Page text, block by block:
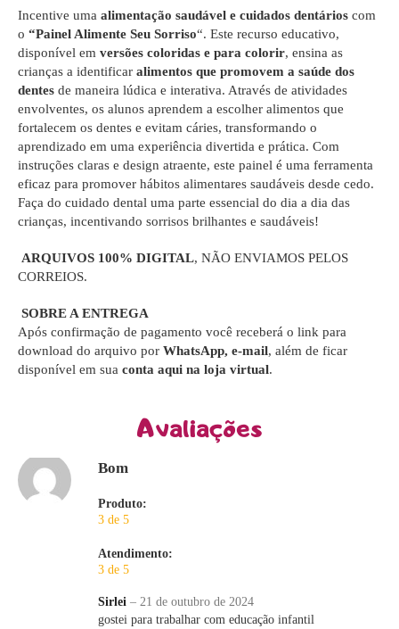
Incentive uma alimentação saudável e cuidados dentários com
o “Painel Alimente Seu Sorriso“. Este recurso educativo,
disponível em versões coloridas e para colorir, ensina as
crianças a identificar alimentos que promovem a saúde dos
dentes de maneira lúdica e interativa. Através de atividades
envolventes, os alunos aprendem a escolher alimentos que
fortalecem os dentes e evitam cáries, transformando o
aprendizado em uma experiência divertida e prática. Com
instruções claras e design atraente, este painel é uma ferramenta
eficaz para promover hábitos alimentares saudáveis desde cedo.
Faça do cuidado dental uma parte essencial do dia a dia das
crianças, incentivando sorrisos brilhantes e saudáveis!
ARQUIVOS 100% DIGITAL, NÃO ENVIAMOS PELOS
CORREIOS.
SOBRE A ENTREGA
Após confirmação de pagamento você receberá o link para
download do arquivo por WhatsApp, e-mail, além de ficar
disponível em sua conta aqui na loja virtual.
Avaliações
Bom
Produto:
3 de 5
Atendimento:
3 de 5
Sirlei – 21 de outubro de 2024
gostei para trabalhar com educação infantil